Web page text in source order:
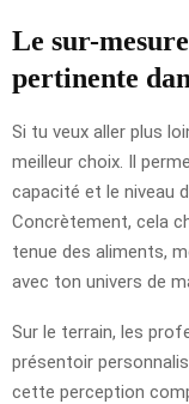
Le sur-
pertinente
Si tu veux aller plus
meilleur choix. Il
capacité et le niveau
Concrètement, cela
tenue des aliments,
avec ton univers de
Sur le terrain, les
présentoir
cette perception